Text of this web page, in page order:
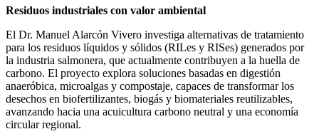
Residuos industriales con valor ambiental
El Dr. Manuel Alarcón Vivero investiga alternativas de tratamiento
para los residuos líquidos y sólidos (RILes y RISes) generados por
la industria salmonera, que actualmente contribuyen a la huella de
carbono. El proyecto explora soluciones basadas en digestión
anaeróbica, microalgas y compostaje, capaces de transformar los
desechos en biofertilizantes, biogás y biomateriales reutilizables,
avanzando hacia una acuicultura carbono neutral y una economía
circular regional.